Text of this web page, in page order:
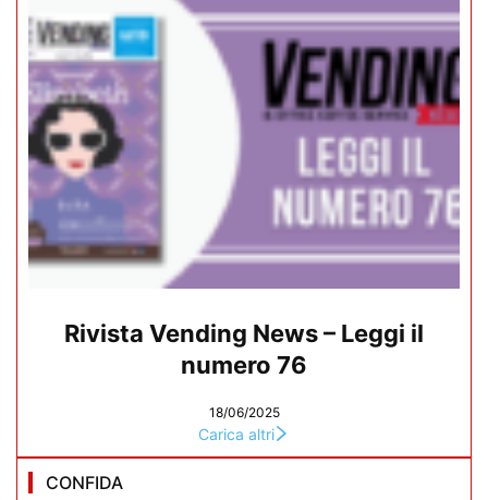
Rivista Vending News – Leggi il
numero 76
18/06/2025
Carica altri
CONFIDA